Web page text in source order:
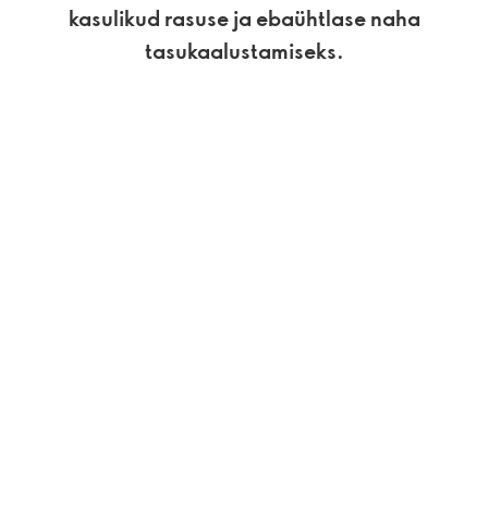
kasulikud rasuse ja ebaühtlase naha
tasukaalustamiseks.